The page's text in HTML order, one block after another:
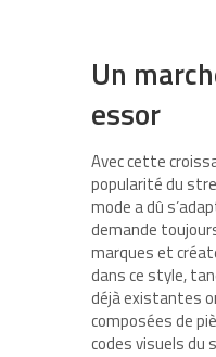
Un
essor
Avec cette
popularité du
mode a dû
demande
marques et
dans ce style,
déjà existantes
composées de
codes visuels du